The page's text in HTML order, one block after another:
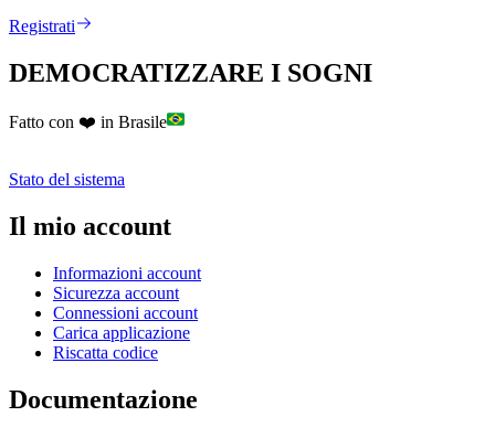
Registrati
DEMOCRATIZZARE I SOGNI
Fatto con ❤️ in Brasile
Stato del sistema
Il mio account
Informazioni account
Sicurezza account
Connessioni account
Carica applicazione
Riscatta codice
Documentazione